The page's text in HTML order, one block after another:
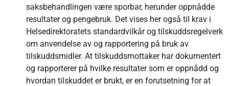
saksbehandlingen være sporbar, herunder oppnådde
resultater og pengebruk. Det vises her også til krav i
Helsedirektoratets standardvilkår og tilskuddsregelverk
om anvendelse av og rapportering på bruk av
tilskuddsmidler. At tilskuddsmottaker har dokumentert
og rapporterer på hvilke resultater som er oppnådd og
hvordan tilskuddet er brukt, er en forutsetning for at